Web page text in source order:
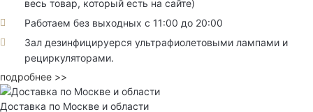
весь товар, который есть на сайте)
Работаем без выходных с 11:00 до 20:00
Зал дезинфицируерся ультрафиолетовыми лампами и
рециркуляторами.
подробнее >>
Доставка по Москве и области